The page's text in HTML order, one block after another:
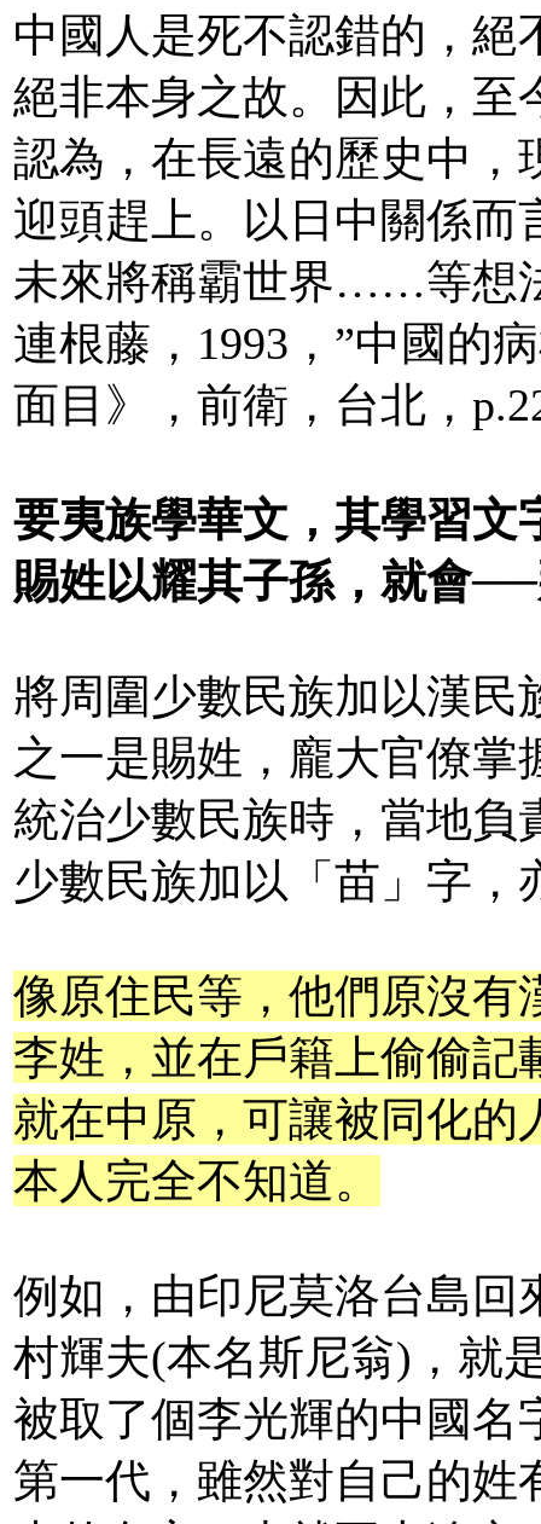
中國人是死不認錯的，絕
絕非本身之故。因此，至
認為，在長遠的歷史中，
迎頭趕上。以日中關係而
未來將稱霸世界……等想
連根藤，1993，”中國的
面目》，前衛，台北，
要夷族學華文，其學習文
賜姓以耀其子孫，就會
將周圍少數民族加以漢民
之一是賜姓，龐大官僚
統治少數民族時，當地負
少數民族加以「苗」字，
像原住民等，他們原沒有
李姓，並在戶籍上偷偷記
就在中原，可讓被同化的
本人完全不知道。
例如，由印尼莫洛台島回
村輝夫(本名斯尼翁)，就
被取了個李光輝的中國名
第一代，雖然對自己的姓